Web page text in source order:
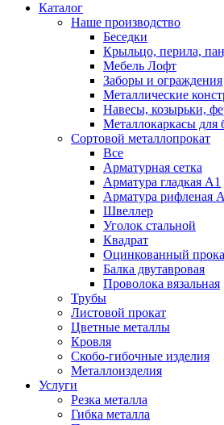
Каталог
Наше производство
Беседки
Крыльцо, перила,
Мебель Лофт
Заборы и ограждения
Металлические
Навесы, козырьки,
Металлокаркасы для
Сортовой металлопрокат
Все
Арматурная сетка
Арматура гладкая А1
Арматура рифленая
Швеллер
Уголок стальной
Квадрат
Оцинкованный
Балка двутавровая
Проволока вязальная
Трубы
Листовой прокат
Цветные металлы
Кровля
Скобо-гибочные изделия
Металлоизделия
Услуги
Резка металла
Гибка металла